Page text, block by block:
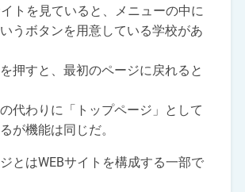
トを見ていると、メニューの中に
いうボタンを用意している学校があ
押すと、最初のページに戻れると
代わりに「トップページ」として
が機能は同じだ。
とはWEBサイトを構成する一部で